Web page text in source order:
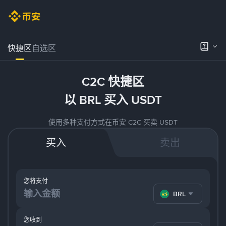
快捷区自选区
C2C 快捷区
以 BRL 买入 USDT
使用多种支付方式在币安 C2C 买卖 USDT
买入 卖出
您将支付
BRL
您收到